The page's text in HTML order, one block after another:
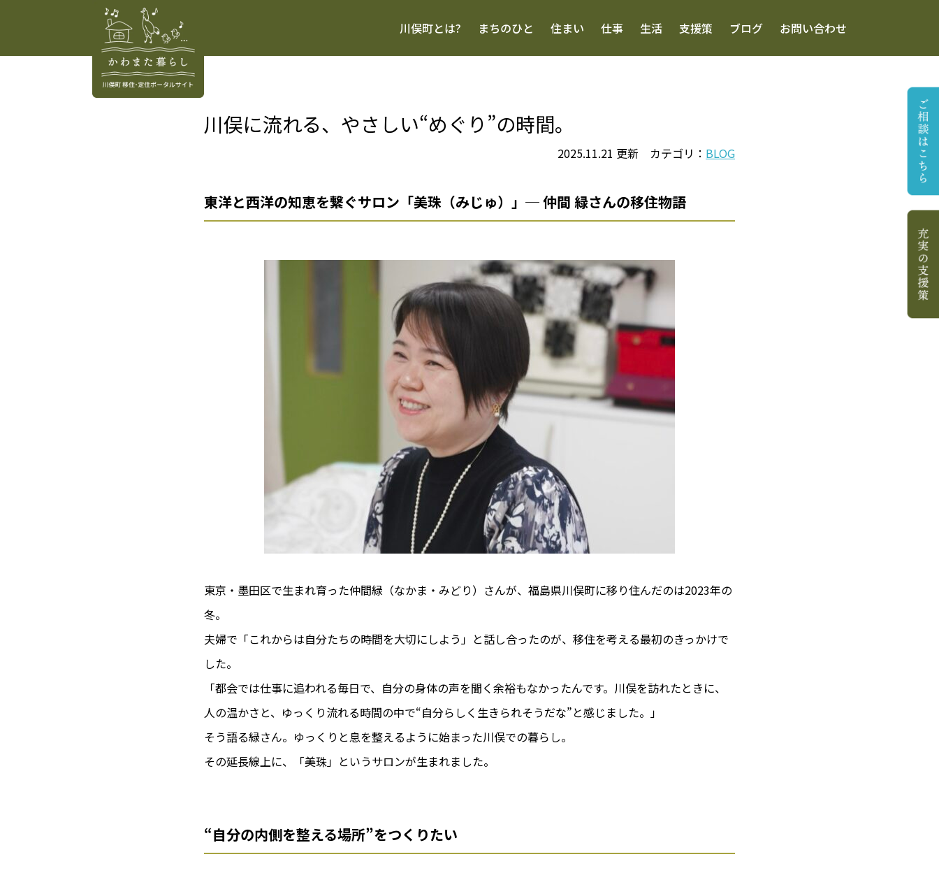
川俣町とは? まちのひと 住まい 仕事 生活 支援策 ブログ お問い合わせ
川俣に流れる、やさしい“めぐり”の時間。
2025.11.21 更新 カテゴリ： BLOG
東洋と西洋の知恵を繋ぐサロン「美珠（みじゅ）」─ 仲間 緑さんの移住物語
東京・墨田区で生まれ育った仲間緑（なかま・みどり）さんが、福島県川俣町に移り住んだのは2023年の
冬。
夫婦で「これからは自分たちの時間を大切にしよう」と話し合ったのが、移住を考える最初のきっかけで
した。
「都会では仕事に追われる毎日で、自分の身体の声を聞く余裕もなかったんです。川俣を訪れたときに、
人の温かさと、ゆっくり流れる時間の中で“自分らしく生きられそうだな”と感じました。」
そう語る緑さん。ゆっくりと息を整えるように始まった川俣での暮らし。
その延長線上に、「美珠」というサロンが生まれました。
“自分の内側を整える場所”をつくりたい